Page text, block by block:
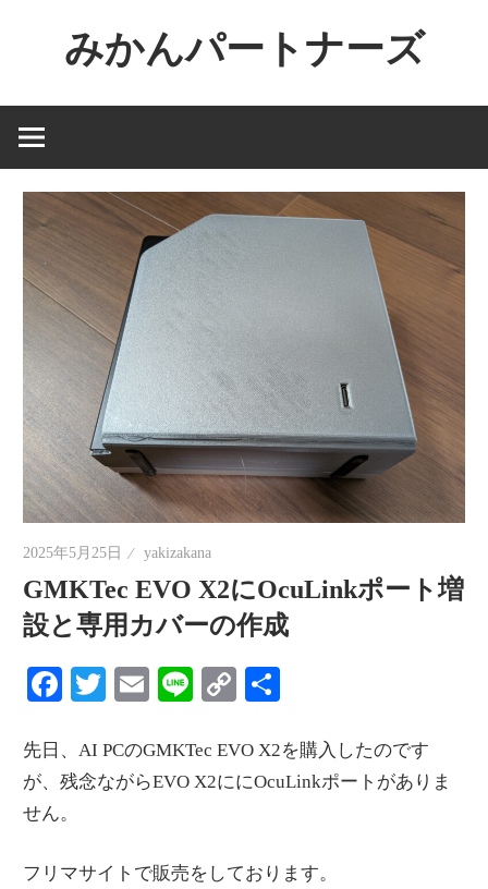
ン
へ
みかんパートナーズ
ー
ジ
ャ
ン
で
役
に
立
た
な
い
情
を
世
界
へ
発
2025年5月25日 yakizakana
GMKTec EVO X2にOcuLinkポート増
設と専用カバーの作成
Facebook
Twitter
EmailLineCopy
先日、AI PCのGMKTec EVO X2を購入したのです
が、残念ながらEVO X2ににOcuLinkポートがありま
せん。
フリマサイトで販売をしております。